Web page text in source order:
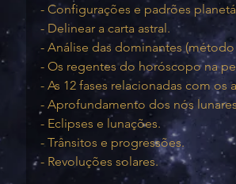
- Configurações e padrões
- Delinear a carta astral.
- Análise das dominantes
- Os regentes do horóscopo na
- As 12 fases relacionadas com os
- Aprofundamento dos nós
- Eclipses e lunações.
- Trânsitos e progressões.
- Revoluções solares.